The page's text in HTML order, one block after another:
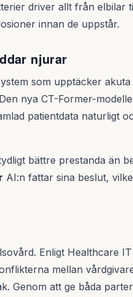
driver allt från elbilar
innan de uppstår.
njurar
som upptäcker akuta
nya CT-Former-
patientdata naturligt
bättre prestanda än
AI:n fattar sina beslut,
Enligt Healthcare
mellan
Genom att ge båda